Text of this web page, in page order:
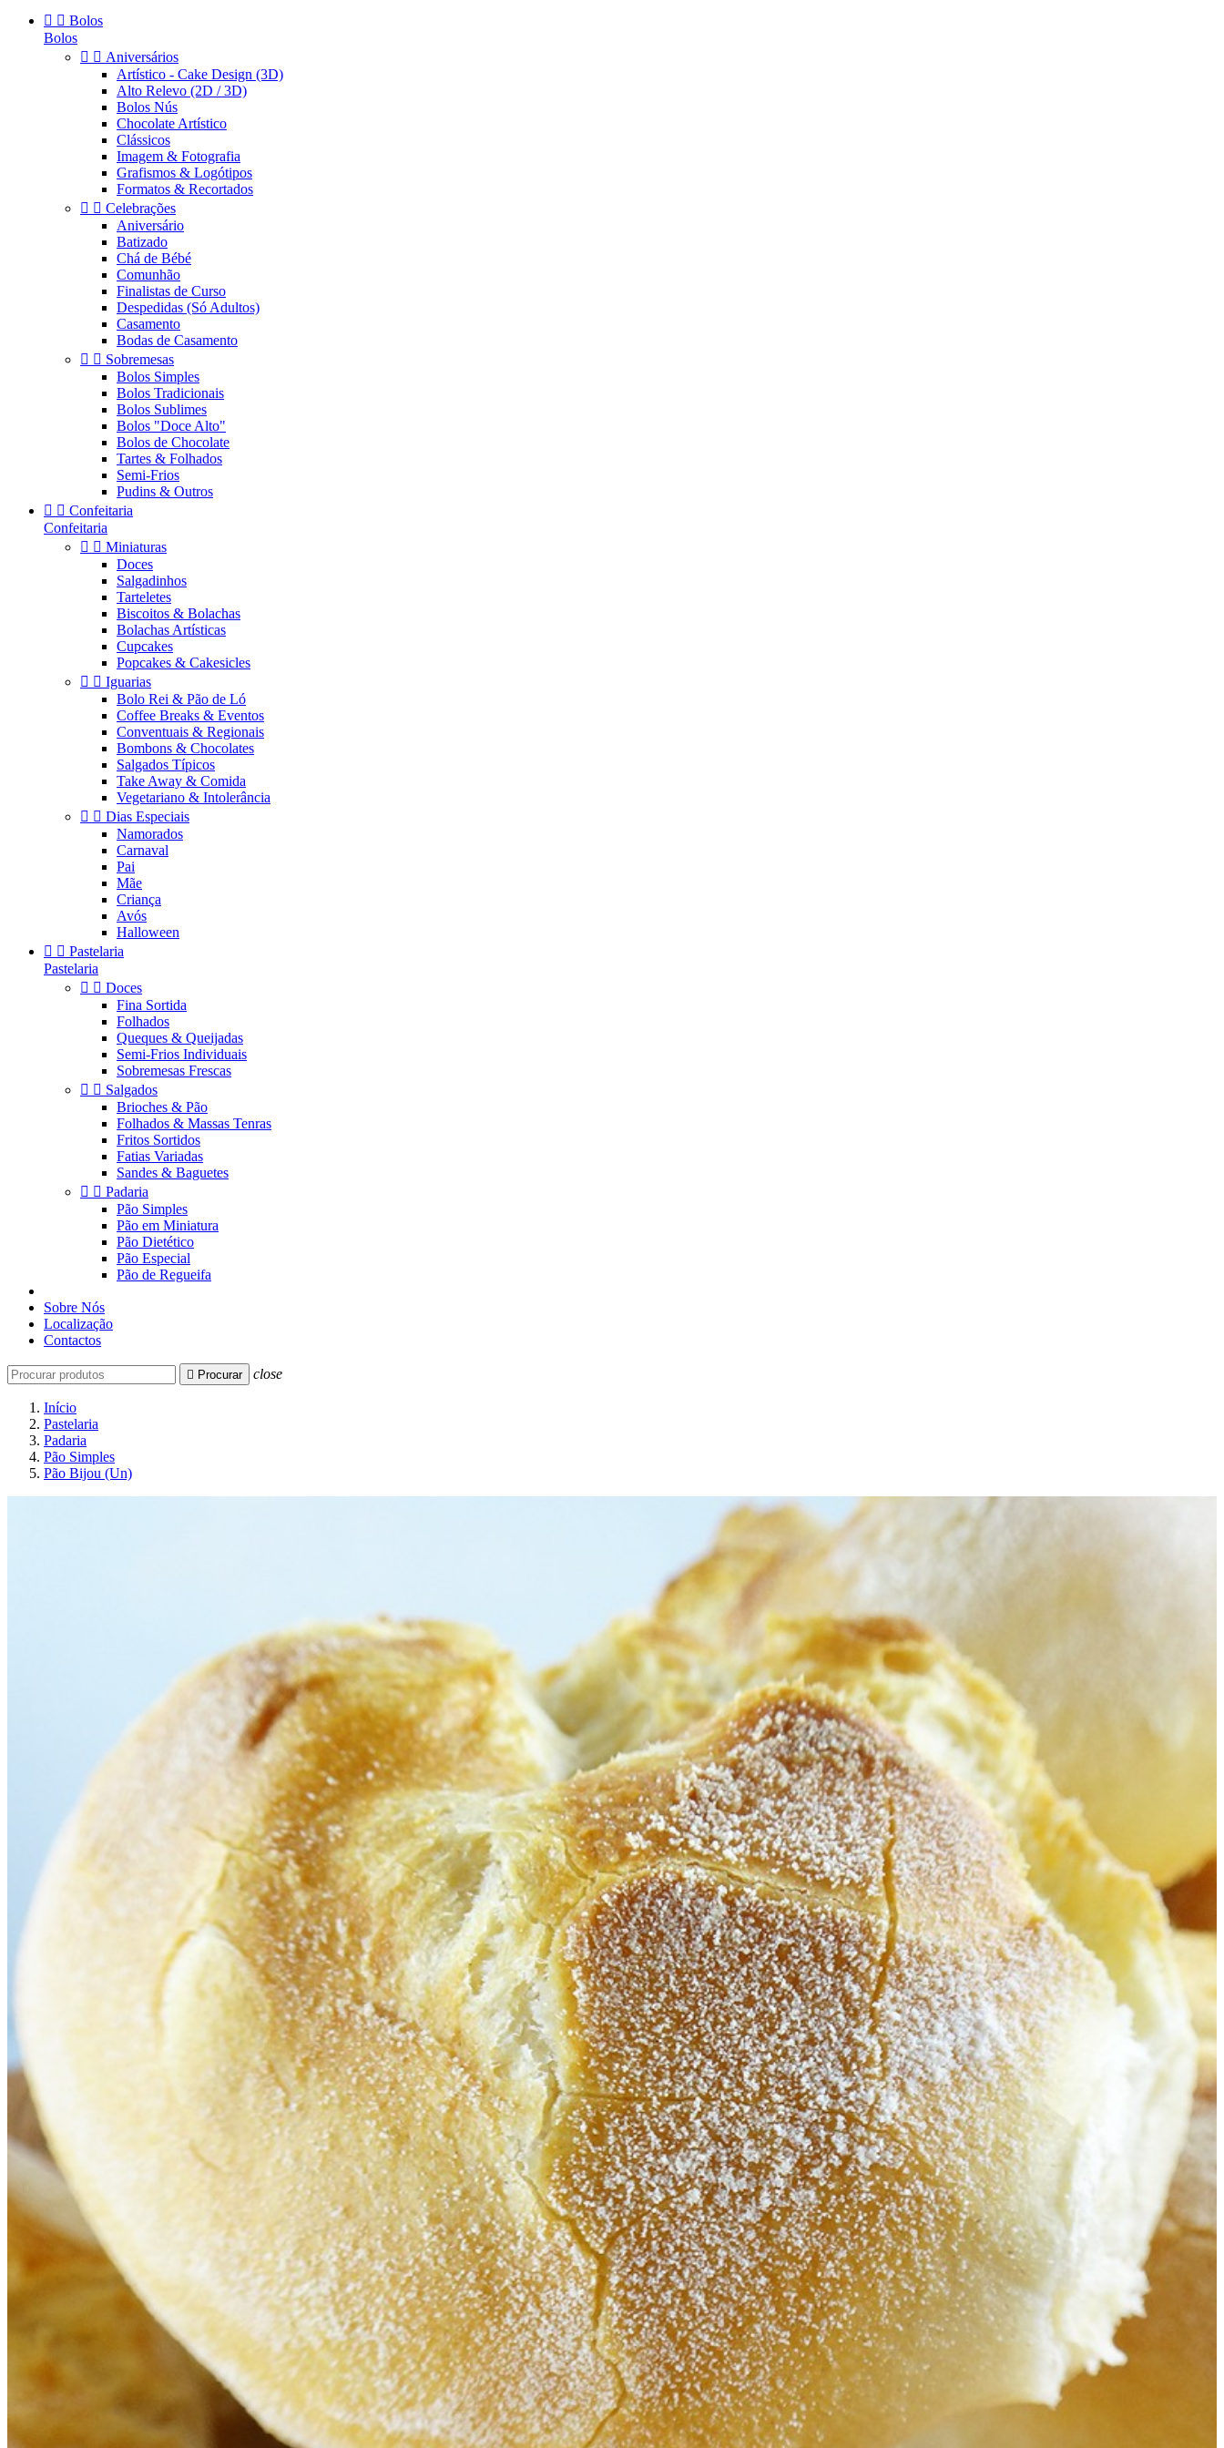
  Bolos
Bolos
  Aniversários
Artístico - Cake Design (3D)
Alto Relevo (2D / 3D)
Bolos Nús
Chocolate Artístico
Clássicos
Imagem & Fotografia
Grafismos & Logótipos
Formatos & Recortados
  Celebrações
Aniversário
Batizado
Chá de Bébé
Comunhão
Finalistas de Curso
Despedidas (Só Adultos)
Casamento
Bodas de Casamento
  Sobremesas
Bolos Simples
Bolos Tradicionais
Bolos Sublimes
Bolos "Doce Alto"
Bolos de Chocolate
Tartes & Folhados
Semi-Frios
Pudins & Outros
  Confeitaria
Confeitaria
  Miniaturas
Doces
Salgadinhos
Tarteletes
Biscoitos & Bolachas
Bolachas Artísticas
Cupcakes
Popcakes & Cakesicles
  Iguarias
Bolo Rei & Pão de Ló
Coffee Breaks & Eventos
Conventuais & Regionais
Bombons & Chocolates
Salgados Típicos
Take Away & Comida
Vegetariano & Intolerância
  Dias Especiais
Namorados
Carnaval
Pai
Mãe
Criança
Avós
Halloween
  Pastelaria
Pastelaria
  Doces
Fina Sortida
Folhados
Queques & Queijadas
Semi-Frios Individuais
Sobremesas Frescas
  Salgados
Brioches & Pão
Folhados & Massas Tenras
Fritos Sortidos
Fatias Variadas
Sandes & Baguetes
  Padaria
Pão Simples
Pão em Miniatura
Pão Dietético
Pão Especial
Pão de Regueifa
Sobre Nós
Localização
Contactos
 Procurar close
Início
Pastelaria
Padaria
Pão Simples
Pão Bijou (Un)